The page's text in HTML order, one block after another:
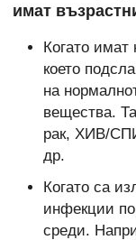
имат
Когато имат
което
на
вещества.
рак, ХИВ/
др.
Когато са
инфекции
среди.